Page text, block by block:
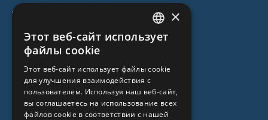
О НАС
О клинике
Цены
LATVIAN
RUSSIAN
LITHUANIAN
×
Этот веб-сайт использует
файлы cookie
Этот веб-сайт использует файлы cookie
для улучшения взаимодействия с
пользователем. Используя наш веб-сайт,
вы соглашаетесь на использование всех
файлов cookie в соответствии с нашей